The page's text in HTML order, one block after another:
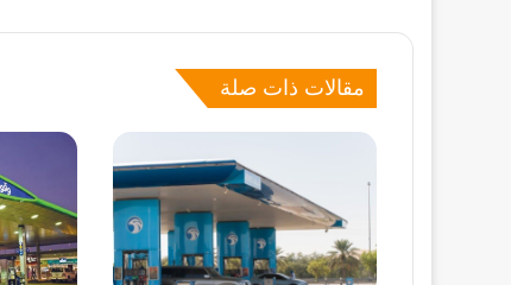
مقالات ذات صلة